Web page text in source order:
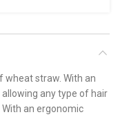
wheat straw. With an
any type of hair
an ergonomic